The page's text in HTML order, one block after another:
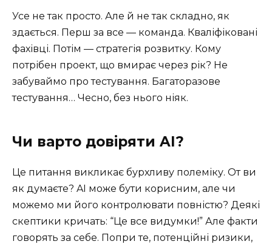
Усе не так просто. Але й не так складно, як
здається. Перш за все — команда. Кваліфіковані
фахівці. Потім — стратегія розвитку. Кому
потрібен проект, що вмирає через рік? Не
забуваймо про тестування. Багаторазове
тестування… Чесно, без нього ніяк.
Чи варто довіряти AI?
Це питання викликає бурхливу полеміку. От ви
як думаєте? AI може бути корисним, але чи
можемо ми його контролювати повністю? Деякі
скептики кричать: “Це все видумки!” Але факти
говорять за себе. Попри те, потенційні ризики,